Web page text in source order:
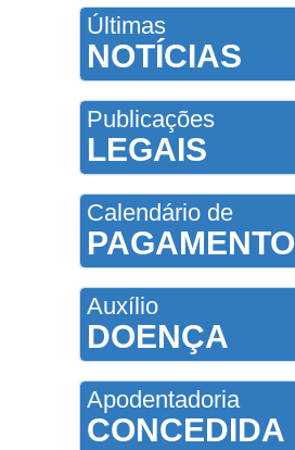
Últimas
NOTÍCIAS
Publicações
LEGAIS
Calendário de
PAGAMENTO
Auxílio
DOENÇA
Apodentadoria
CONCEDIDA